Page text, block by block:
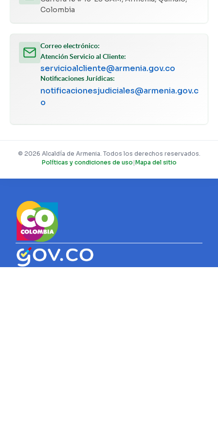
Ver archivo
GACETA MUNICIPAL 3221 DE JUNIO 09 DE 2026
Ver archivo
Ver archivo
Ver archivo
GACETA MUNICIPAL 3218 DE MAYO 25 DE 2026
Ver archivo
Colombia
Correo electrónico:
Atención Servicio al Cliente:
servicioalcliente@armenia.gov.co
Notificaciones Jurídicas:
notificacionesjudiciales@armenia.gov.c
o
© 2026 Alcaldía de Armenia. Todos los derechos reservados.
Políticas y condiciones de uso |Mapa del sitio